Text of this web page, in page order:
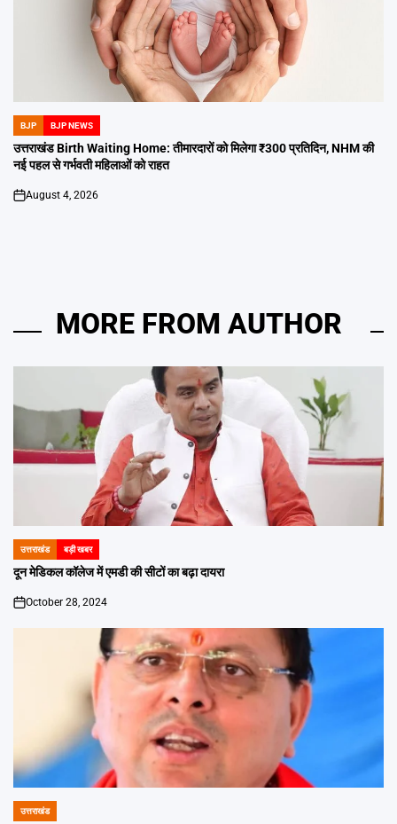
POSTED
IN
BJP BJP NEWS
उत्तराखंड Birth Waiting Home: तीमारदारों को मिलेगा ₹300 प्रतिदिन, NHM की
नई पहल से गर्भवती महिलाओं को राहत
on
August 4, 2026
MORE FROM AUTHOR
POSTED
IN
उत्तराखंड बड़ी खबर
दून मेडिकल कॉलेज में एमडी की सीटों का बढ़ा दायरा
on
October 28, 2024
POSTED
उत्तराखंड